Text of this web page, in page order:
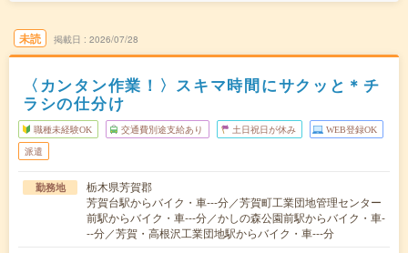
未読 掲載日 2026/07/28
〈カンタン作業！〉スキマ時間にサクッと＊チ
ラシの仕分け
職種未経験OK 交通費別途支給あり 土日祝日が休み WEB登録OK
派遣
勤務地
栃木県芳賀郡
芳賀台駅からバイク・車---分／芳賀町工業団地管理センター
前駅からバイク・車---分／かしの森公園前駅からバイク・車-
--分／芳賀・高根沢工業団地駅からバイク・車---分